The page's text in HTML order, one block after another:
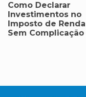
Como Declarar
Investimentos no
Imposto de Renda
Sem Complicação